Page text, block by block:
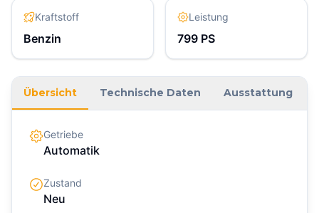
Kraftstoff
Benzin
Leistung
799 PS
Übersicht Technische Daten Ausstattung
Getriebe
Automatik
Zustand
Neu